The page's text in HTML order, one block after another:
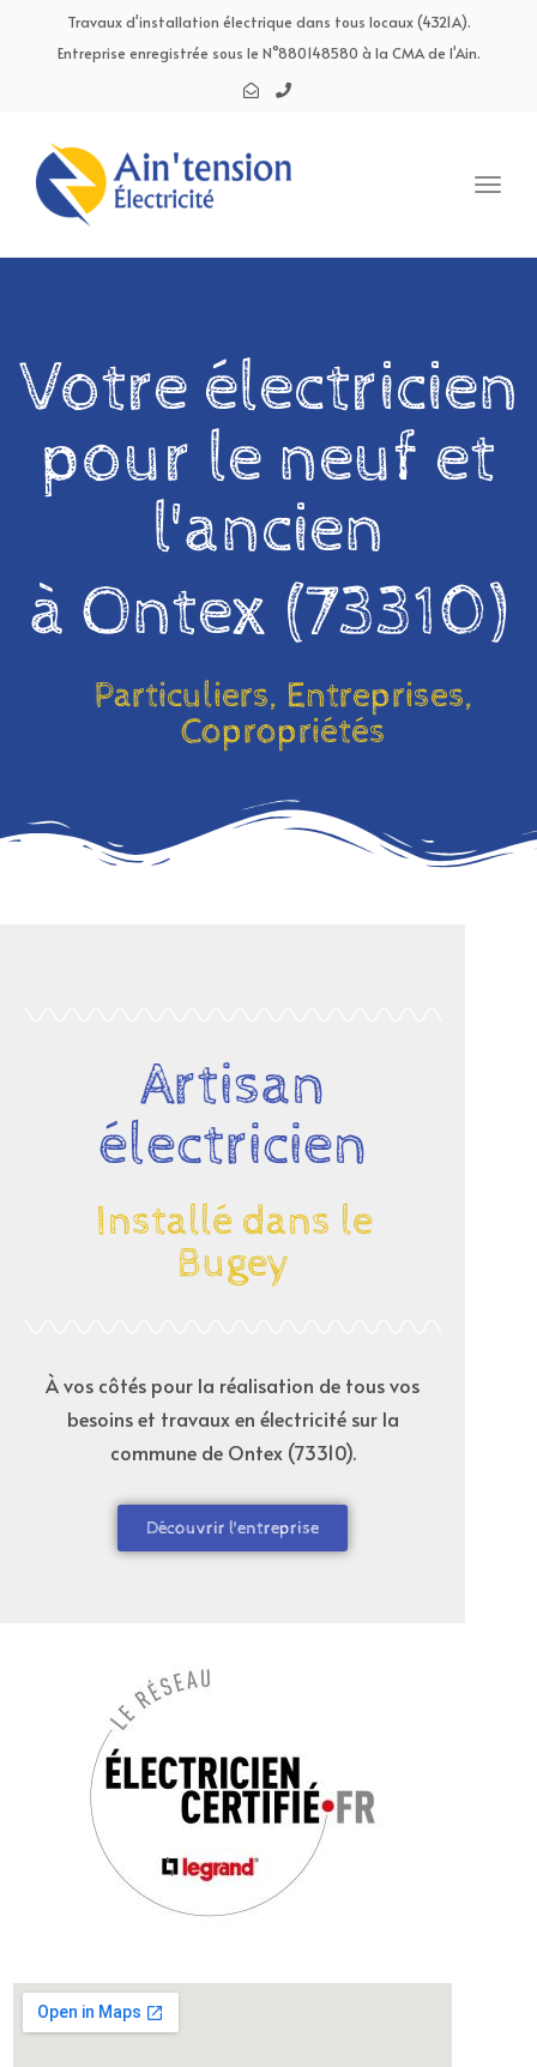
Travaux d'installation électrique dans tous locaux (4321A).
Entreprise enregistrée sous le N°880148580 à la CMA de l'Ain.
Votre électricien
pour le neuf et
l'ancien
à Ontex (73310)
Particuliers, Entreprises,
Copropriétés
Artisan
électricien
Installé dans le
Bugey
À vos côtés pour la réalisation de tous vos
besoins et travaux en électricité sur la
commune de Ontex (73310).
Découvrir l'entreprise